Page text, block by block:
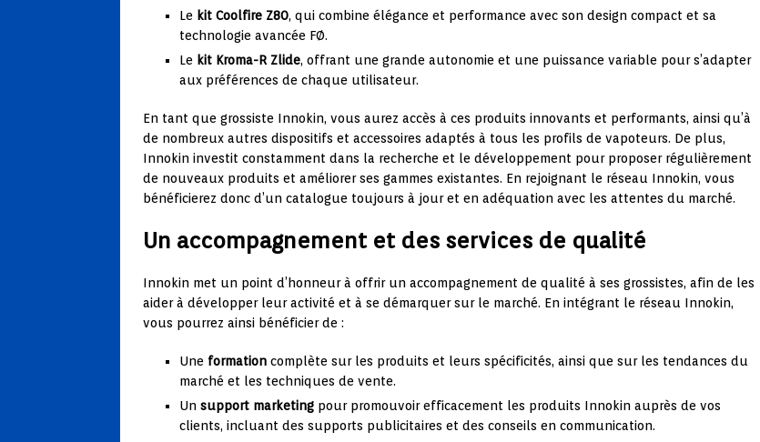
Le kit Coolfire Z80, qui combine élégance et performance avec son design compact et sa
technologie avancée FØ.
Le kit Kroma-R Zlide, offrant une grande autonomie et une puissance variable pour s’adapter
aux préférences de chaque utilisateur.
En tant que grossiste Innokin, vous aurez accès à ces produits innovants et performants, ainsi qu’à
de nombreux autres dispositifs et accessoires adaptés à tous les profils de vapoteurs. De plus,
Innokin investit constamment dans la recherche et le développement pour proposer régulièrement
de nouveaux produits et améliorer ses gammes existantes. En rejoignant le réseau Innokin, vous
bénéficierez donc d’un catalogue toujours à jour et en adéquation avec les attentes du marché.
Un accompagnement et des services de qualité
Innokin met un point d’honneur à offrir un accompagnement de qualité à ses grossistes, afin de les
aider à développer leur activité et à se démarquer sur le marché. En intégrant le réseau Innokin,
vous pourrez ainsi bénéficier de :
Une formation complète sur les produits et leurs spécificités, ainsi que sur les tendances du
marché et les techniques de vente.
Un support marketing pour promouvoir efficacement les produits Innokin auprès de vos
clients, incluant des supports publicitaires et des conseils en communication.